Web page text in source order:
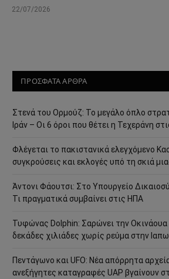
22/07/2026
ΠΡΟΣΦΑΤΑ ΑΡΘΡΑ
Στενά του Ορμούζ: Το μεγάλο όπλο
Ιράν – Οι 6 όροι που θέτει η Τεχεράνη
Φλέγεται το πακιστανικά ελεγχόμενο
συγκρούσεις και εκλογές υπό τη σκιά
Άντονι Φάουτσι: Στο Υπουργείο
Τι πραγματικά συμβαίνει στις ΗΠΑ
Τυφώνας Dolphin: Σαρώνει την Οκινάουα
δεκάδες χιλιάδες χωρίς ρεύμα στην
Πεντάγωνο και UFO: Νέα απόρρητα
ανεξήγητες καταγραφές UAP βγαίνουν